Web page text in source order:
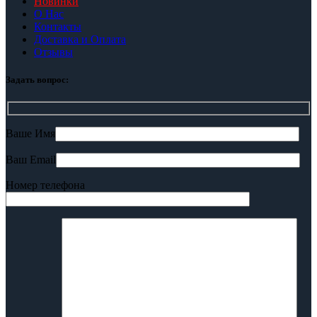
О Нас
Контакты
Доставка и Оплата
Отзывы
Задать вопрос:
Ваше Имя
Ваш Email
Номер телефона